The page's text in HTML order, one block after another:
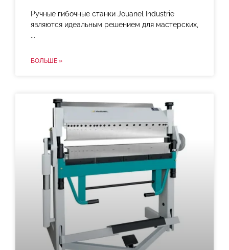
Ручные гибочные станки Jouanel Industrie
являются идеальным решением для мастерских,
БОЛЬШЕ »